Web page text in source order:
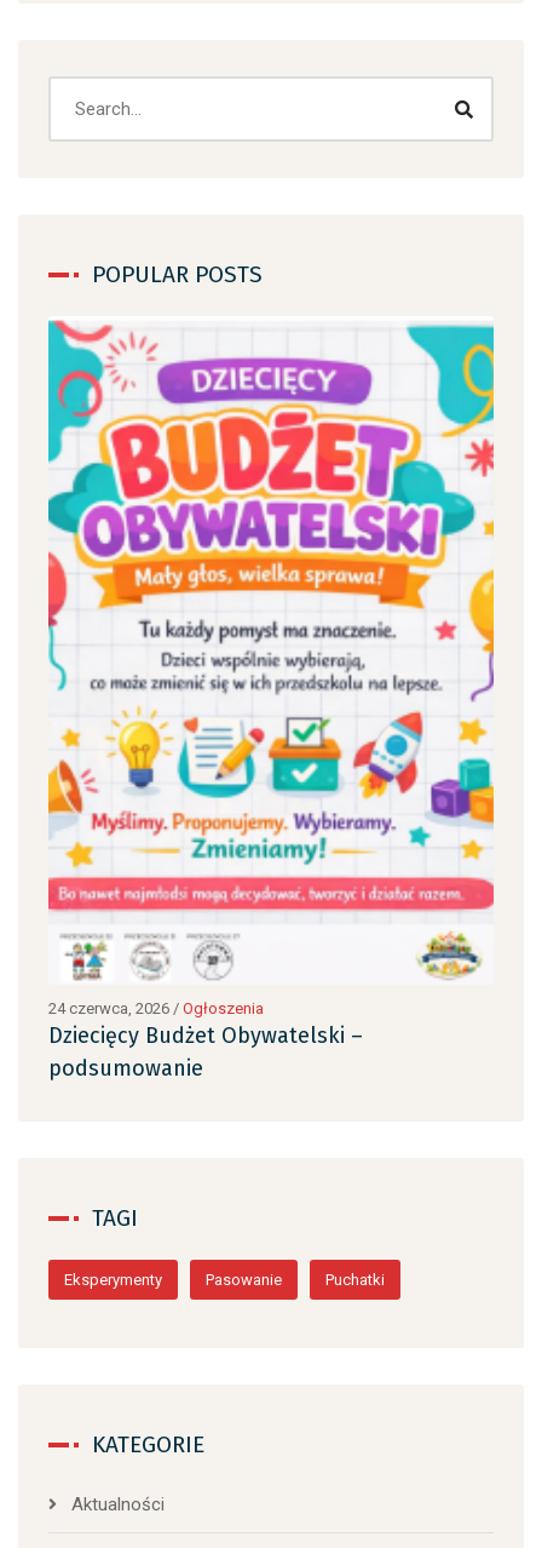
POPULAR POSTS
24 czerwca, 2026 / Ogłoszenia
Dziecięcy Budżet Obywatelski –
podsumowanie
TAGI
Eksperymenty Pasowanie Puchatki
KATEGORIE
Aktualności